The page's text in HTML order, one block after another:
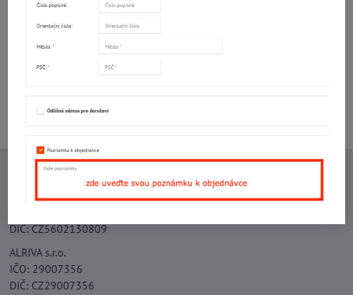
Potřebujete poradit s objednávkou?
Ing. Vojtěch Lečbych - IVL
DIČ: CZ5602130809
ALRIVA s.r.o.
IČO: 29007356
DIČ: CZ29007356